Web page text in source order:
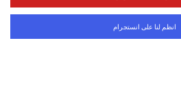
انظم لنا على انستجرام